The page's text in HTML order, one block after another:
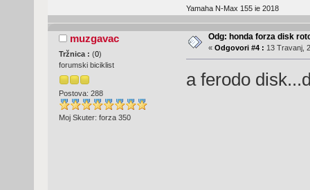
Yamaha N-Max 155 ie 2018
muzgavac
Tržnica : (0)
forumski biciklist
Postova: 288
Moj Skuter: forza 350
Odg: honda forza disk
« Odgovori #4 : 13 Travanj,
a ferodo